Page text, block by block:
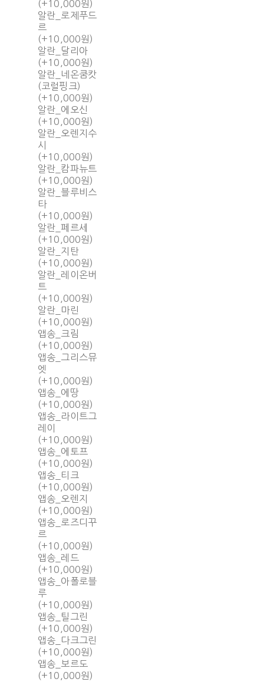
(+10,000원)
알란_로제푸드
르
(+10,000원)
알란_달리아
(+10,000원)
알란_네온쿰캇
(코럴핑크)
(+10,000원)
알란_에오신
(+10,000원)
알란_오렌지수
시
(+10,000원)
알란_캄파뉴트
(+10,000원)
알란_블루비스
타
(+10,000원)
알란_페르세
(+10,000원)
알란_지탄
(+10,000원)
알란_레이온버
트
(+10,000원)
알란_마린
(+10,000원)
앱송_크림
(+10,000원)
앱송_그리스뮤
엣
(+10,000원)
앱송_에땅
(+10,000원)
앱송_라이트그
레이
(+10,000원)
앱송_에토프
(+10,000원)
앱송_티크
(+10,000원)
앱송_오렌지
(+10,000원)
앱송_로즈디꾸
르
(+10,000원)
앱송_레드
(+10,000원)
앱송_아폴로블
루
(+10,000원)
앱송_틸그린
(+10,000원)
앱송_다크그린
(+10,000원)
앱송_보르도
(+10,000원)